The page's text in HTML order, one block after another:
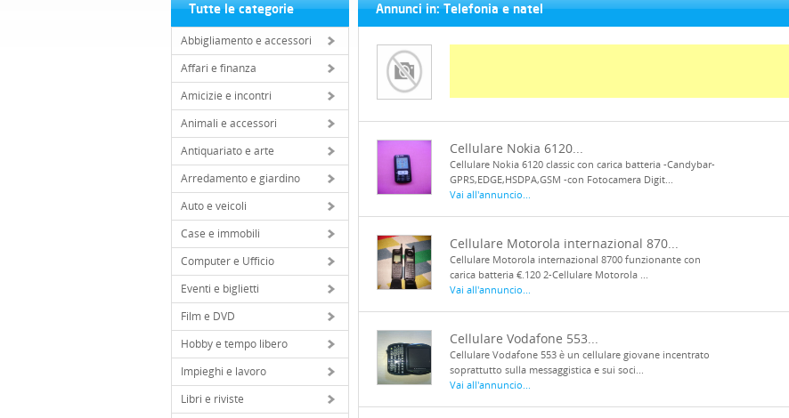
Tutte le categorie
Abbigliamento e accessori
Affari e finanza
Amicizie e incontri
Animali e accessori
Antiquariato e arte
Arredamento e giardino
Auto e veicoli
Case e immobili
Computer e Ufficio
Eventi e biglietti
Film e DVD
Hobby e tempo libero
Impieghi e lavoro
Libri e riviste
Annunci in: Telefonia e natel
Cellulare Nokia 6120...
Cellulare Nokia 6120 classic con carica batteria -Candybar-
GPRS,EDGE,HSDPA,GSM -con Fotocamera Digit...
Vai all'annuncio...
Cellulare Motorola internazional 870...
Cellulare Motorola internazional 8700 funzionante con
carica batteria €.120 2-Cellulare Motorola ...
Vai all'annuncio...
Cellulare Vodafone 553...
Cellulare Vodafone 553 è un cellulare giovane incentrato
soprattutto sulla messaggistica e sui soci...
Vai all'annuncio...